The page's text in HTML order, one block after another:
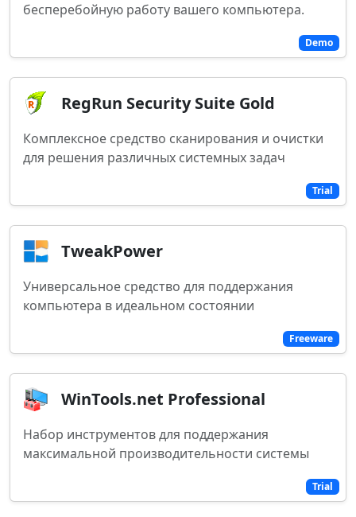
Demo
бесперебойную работу вашего компьютера.
Trial
RegRun Security Suite Gold
Комплексное средство сканирования и очистки
для решения различных системных задач
Freeware
TweakPower
Универсальное средство для поддержания
компьютера в идеальном состоянии
Trial
WinTools.net Professional
Набор инструментов для поддержания
максимальной производительности системы